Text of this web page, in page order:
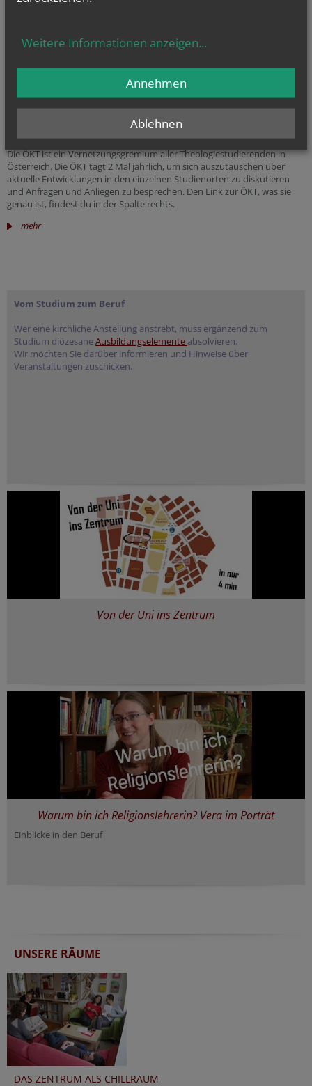
Die ÖKT ist ein Vernetzungsgremium aller Theologiestudierenden in
Österreich. Die ÖKT tagt 2 Mal jährlich, um sich auszutauschen über
aktuelle Entwicklungen in den einzelnen Studienorten zu diskutieren
und Anfragen und Anliegen zu besprechen. Den Link zur ÖKT, was sie
genau ist, findest du in der Spalte rechts.
mehr
Vom Studium zum Beruf
Wer eine kirchliche Anstellung anstrebt, muss ergänzend zum
Studium diözesaneAusbildungselemente absolvieren.
Wir möchten Sie darüber informieren und Hinweise über
Veranstaltungen zuschicken.
Von der Uni ins Zentrum
Warum bin ich Religionslehrerin? Vera im Porträt
Einblicke in den Beruf
UNSERE RÄUME
DAS ZENTRUM ALS CHILLRAUM
Weitere Informationen anzeigen...
Ablehnen
Annehmen